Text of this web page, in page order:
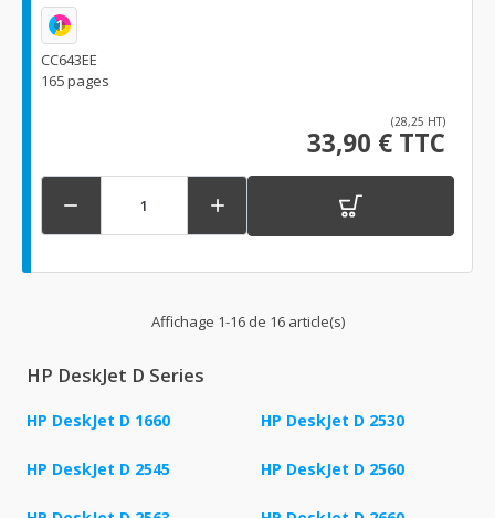
1
CC643EE
165 pages
(28,25 HT)
33,90 € TTC
 
Affichage 1-16 de 16 article(s)
HP DeskJet D Series
HP DeskJet D 1660 HP DeskJet D 2530
HP DeskJet D 2545 HP DeskJet D 2560